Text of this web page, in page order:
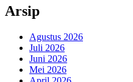
Arsip
Agustus 2026
Juli 2026
Juni 2026
Mei 2026